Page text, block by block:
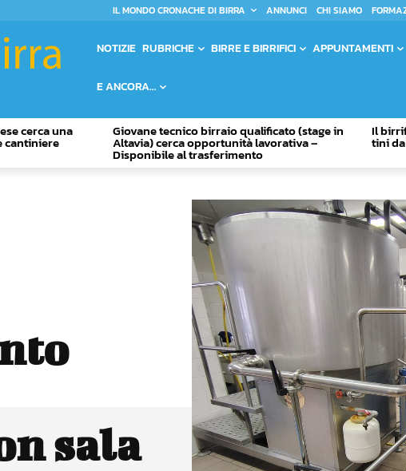
IL MONDO CRONACHE DI BIRRA ANNUNCI CHI SIAMO
NOTIZIE RUBRICHE BIRRE E BIRRIFICI APPUNTAMENTI
E ANCORA…
cerca una
cantiniere
Giovane tecnico birraio qualificato (stage in
Altavia) cerca opportunità lavorativa –
Disponibile al trasferimento
Il
tini
sala